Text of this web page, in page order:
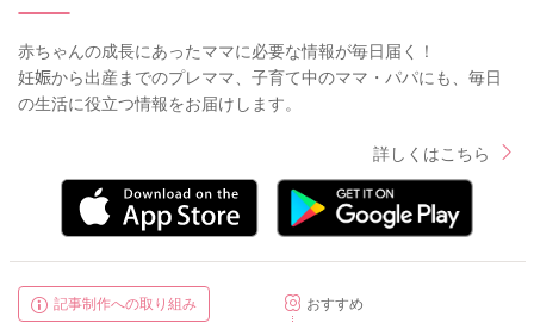
赤ちゃんの成長にあったママに必要な情報が毎日届く！
妊娠から出産までのプレママ、子育て中のママ・パパにも、毎日
の生活に役立つ情報をお届けします。
詳しくはこちら
記事制作への取り組み
おすすめ